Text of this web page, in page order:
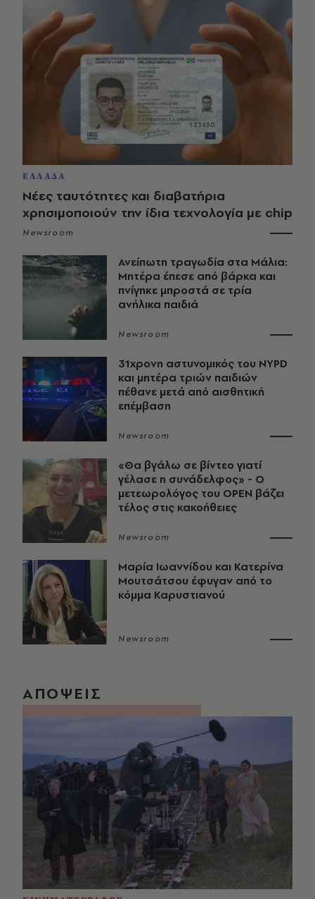
ΕΛΛΑΔΑ
Νέες ταυτότητες και διαβατήρια
χρησιμοποιούν την ίδια τεχνολογία με chip
Newsroom
Ανείπωτη τραγωδία στα Μάλια:
Μητέρα έπεσε από βάρκα και
πνίγηκε μπροστά σε τρία
ανήλικα παιδιά
Newsroom
31χρονη αστυνομικός του NYPD
και μητέρα τριών παιδιών
πέθανε μετά από αισθητική
επέμβαση
Newsroom
«Θα βγάλω σε βίντεο γιατί
γέλασε η συνάδελφος» - Ο
μετεωρολόγος του OPEN βάζει
τέλος στις κακοήθειες
Newsroom
Μαρία Ιωαννίδου και Κατερίνα
Μουτσάτσου έφυγαν από το
κόμμα Καρυστιανού
Newsroom
ΑΠΟΨΕΙΣ